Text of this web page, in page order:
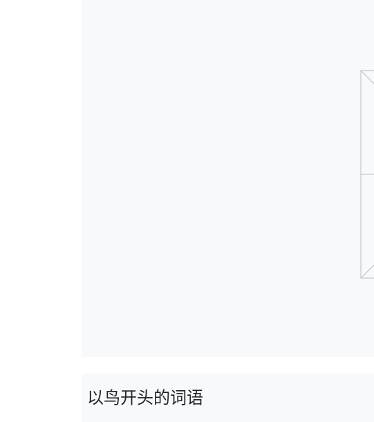
以鸟开头的词语